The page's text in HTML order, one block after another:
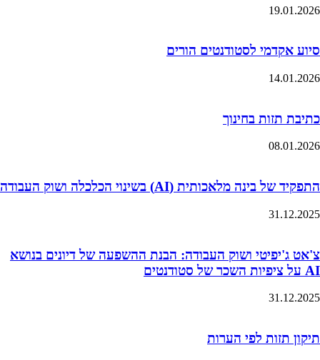
19.01.2026
סיוע אקדמי לסטודנטים הורים
14.01.2026
כתיבת תזות בחינוך
08.01.2026
התפקיד של בינה מלאכותית (AI) בשינוי הכלכלה ושוק העבודה
31.12.2025
צ'אט ג'יפיטי ושוק העבודה: הבנת ההשפעה של דיונים בנושא
AI על ציפיות השכר של סטודנטים
31.12.2025
תיקון תזות לפי הערות